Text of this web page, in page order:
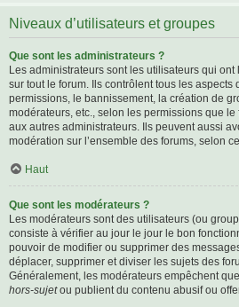
Niveaux d’utilisateurs et groupes
Que sont les administrateurs ?
Les administrateurs sont les utilisateurs qui
sur tout le forum. Ils contrôlent tous les aspects
permissions, le bannissement, la création de
modérateurs, etc., selon les permissions que
aux autres administrateurs. Ils peuvent aussi
modération sur l’ensemble des forums, selon
Haut
Que sont les modérateurs ?
Les modérateurs sont des utilisateurs (ou
consiste à vérifier au jour le jour le bon
pouvoir de modifier ou supprimer des
déplacer, supprimer et diviser les sujets des
Généralement, les modérateurs empêchent
hors-sujetou publient du contenu abusif ou